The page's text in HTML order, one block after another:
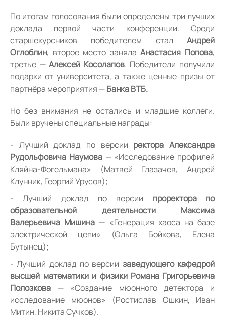
По итогам голосования были определены три лучших
доклада первой части конференции. Среди
старшекурсников победителем стал Андрей
Оглоблин, второе место занялаАнастасия Попова,
третье —Алексей Косолапов. Победители получили
подарки от университета, а также ценные призы от
партнёра мероприятия —Банка ВТБ.
Но без внимания не остались и младшие коллеги.
Были вручены специальные награды:
Лучший доклад по версии ректора Александра
Рудольфовича Наумова— «Исследование профилей
Кляйна-Фогельмана» (Матвей Глазачев, Андрей
Клунник, Георгий Урусов);
Лучший доклад по версии проректора по
образовательной деятельности Максима
Валерьевича Мишина — «Генерация хаоса на базе
электрической цепи» (Ольга Бойкова, Елена
Бутынец);
Лучший доклад по версии заведующего кафедрой
высшей математики и физики Романа Григорьевича
Полозкова — «Создание мюонного детектора и
исследование мюонов» (Ростислав Ошкин, Иван
Митин, Никита Сучков).